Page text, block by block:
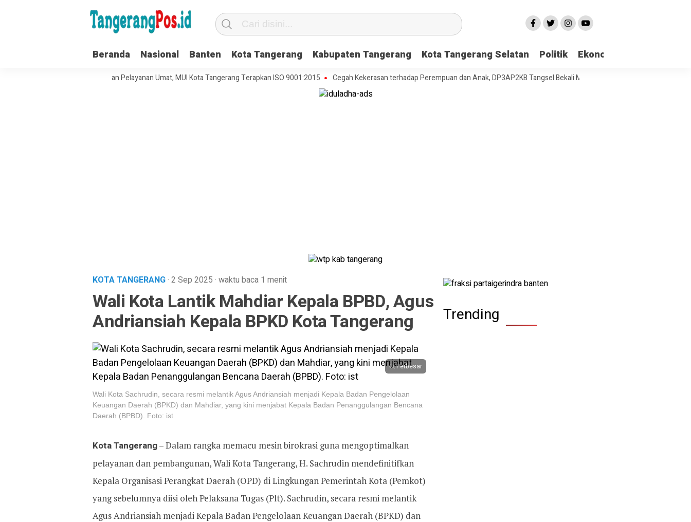
Beranda Nasional Banten Kota Tangerang Kabupaten Tangerang Kota Tangerang Selatan Politik Ekonomi
Tata Kelola Organisasi dan Pelayanan Umat, MUI Kota Tangerang Terapkan ISO 9001:2015 Cegah Kekerasan terhadap Perempuan dan Anak, DP3AP2KB Tangsel Bekali Masyarakat Manajemen Stres dan
KOTA TANGERANG· 2 Sep 2025 · waktu baca 1 menit
Wali Kota Lantik Mahdiar Kepala BPBD, Agus
Andriansiah Kepala BPKD Kota Tangerang
Perbesar
Wali Kota Sachrudin, secara resmi melantik Agus Andriansiah menjadi Kepala Badan Pengelolaan
Keuangan Daerah (BPKD) dan Mahdiar, yang kini menjabat Kepala Badan Penanggulangan Bencana
Daerah (BPBD). Foto: ist
Kota Tangerang– Dalam rangka memacu mesin birokrasi guna mengoptimalkan
pelayanan dan pembangunan, Wali Kota Tangerang, H. Sachrudin mendefinitifkan
Kepala Organisasi Perangkat Daerah (OPD) di Lingkungan Pemerintah Kota (Pemkot)
yang sebelumnya diisi oleh Pelaksana Tugas (Plt). Sachrudin, secara resmi melantik
Agus Andriansiah menjadi Kepala Badan Pengelolaan Keuangan Daerah (BPKD) dan
Trending